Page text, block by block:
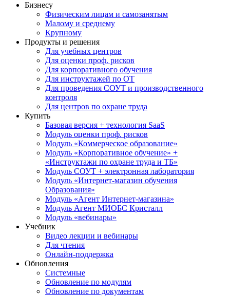
Бизнесу
Физическим лицам и самозанятым
Малому и среднему
Крупному
Продукты и решения
Для учебных центров
Для оценки проф. рисков
Для корпоративного обучения
Для инструктажей по ОТ
Для проведения СОУТ и производственного
контроля
Для центров по охране труда
Купить
Базовая версия + технология SaaS
Модуль оценки проф. рисков
Модуль «Коммерческое образование»
Модуль «Корпоративное обучение» +
«Инструктажи по охране труда и ТБ»
Модуль СОУТ + электронная лаборатория
Модуль «Интернет-магазин обучения
Образования»
Модуль «Агент Интернет-магазина»
Модуль Агент МИОБС Кристалл
Модуль «вебинары»
Учебник
Видео лекции и вебинары
Для чтения
Онлайн-поддержка
Обновления
Системные
Обновление по модулям
Обновление по документам